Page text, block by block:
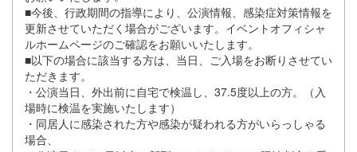
■今後、行政期間の指導により、公演情報、感染症対策情報を
更新させていただく場合がございます。イベントオフィシャ
ルホームページのご確認をお願いいたします。
■以下の場合に該当する方は、当日、ご入場をお断りさせてい
ただきます。
・公演当日、外出前に自宅で検温し、37.5度以上の方。（入
場時に検温を実施いたします）
・同居人に感染された方や感染が疑われる方がいらっしゃる
場合、